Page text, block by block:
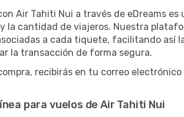
Air Tahiti Nui a través de eDreams
la cantidad de viajeros. Nuestra
a cada tiquete, facilitando así
la transacción de forma segura.
recibirás en tu correo
para vuelos de Air Tahiti Nui